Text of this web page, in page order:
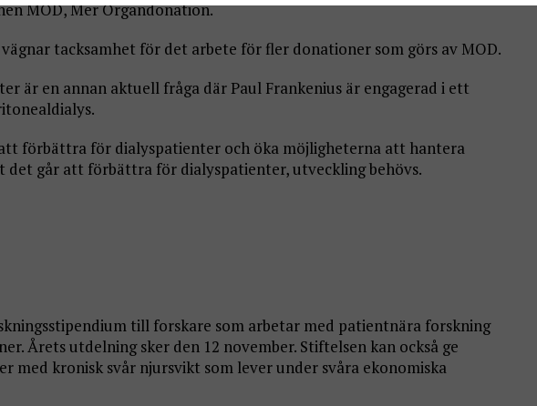
MOD, Mer Organdonation.
tacksamhet för det arbete för fler donationer som görs av MOD.
är en annan aktuell fråga där Paul Frankenius är engagerad i ett
förbättra för dialyspatienter och öka möjligheterna att hantera
det går att förbättra för dialyspatienter, utveckling behövs.
till forskare som arbetar med patientnära forskning
Årets utdelning sker den 12 november. Stiftelsen kan också ge
med kronisk svår njursvikt som lever under svåra ekonomiska